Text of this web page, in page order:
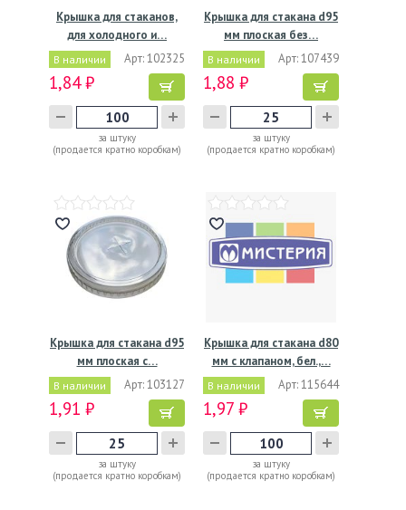
Крышка для стаканов,
для холодного и…
В наличии Арт: 102325
1,84 ₽
за штуку
(продается кратно коробкам)
Крышка для стакана d95
мм плоская без…
В наличии Арт: 107439
1,88 ₽
за штуку
(продается кратно коробкам)
Крышка для стакана d95
мм плоская с…
В наличии Арт: 103127
1,91 ₽
за штуку
(продается кратно коробкам)
Крышка для стакана d80
мм с клапаном, бел.,…
В наличии Арт: 115644
1,97 ₽
за штуку
(продается кратно коробкам)